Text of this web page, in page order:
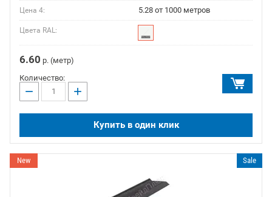
Цена 4: 5.28 от 1000 метров
Цвета RAL:
6.60 р. (метр)
Количество:
− +
Купить в один клик
New Sale